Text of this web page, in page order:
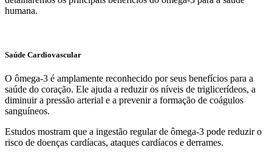
humana.
Saúde Cardiovascular
O ômega-3 é amplamente reconhecido por seus benefícios para a
saúde do coração. Ele ajuda a reduzir os níveis de triglicerídeos, a
diminuir a pressão arterial e a prevenir a formação de coágulos
sanguíneos.
Estudos mostram que a ingestão regular de ômega-3 pode reduzir o
risco de doenças cardíacas, ataques cardíacos e derrames.